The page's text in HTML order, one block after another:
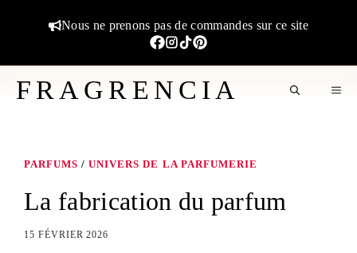
Nous ne prenons pas de commandes sur ce site
FRAGRENCIA
PARFUMS /UNIVERS DE LA PARFUMERIE
La fabrication du parfum
15 FÉVRIER 2026